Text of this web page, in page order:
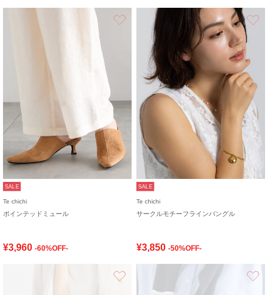
お気に入り
SALE
Te chichi
ポインテッドミュール
¥3,960 -60%OFF-
SALE
Te chichi
サークルモチーフラインバングル
¥3,850 -50%OFF-
お気に入り